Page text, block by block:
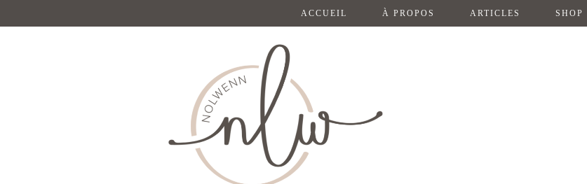
ACCUEIL À PROPOS ARTICLES SHOP